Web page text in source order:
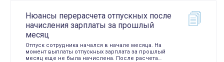
Нюансы перерасчета отпускных после
начисления зарплаты за прошлый
месяц
Отпуск сотрудника начался в начале месяца. На
момент выплаты отпускных зарплата за прошлый
месяц еще не была начислена. После расчета…